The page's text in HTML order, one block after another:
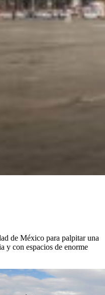
de México para palpitar una
y con espacios de enorme